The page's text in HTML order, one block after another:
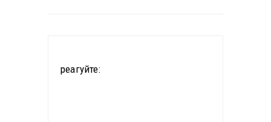
імпорт
реагуйте: